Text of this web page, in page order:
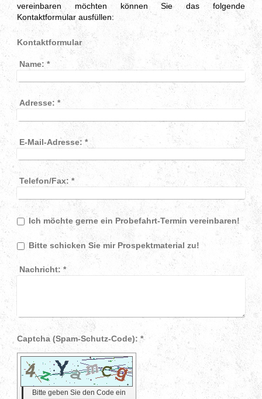
vereinbaren möchten können Sie das folgende
Kontaktformular ausfüllen:
Kontaktformular
Name: *
Adresse: *
E-Mail-Adresse: *
Telefon/Fax: *
Ich möchte gerne ein Probefahrt-Termin vereinbaren!
Bitte schicken Sie mir Prospektmaterial zu!
Nachricht: *
Captcha (Spam-Schutz-Code): *
Bitte geben Sie den Code ein